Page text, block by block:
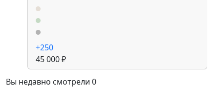
+250
45 000 ₽
Вы недавно смотрели 0